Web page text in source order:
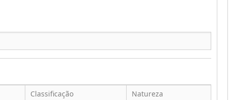
Classificação Natureza